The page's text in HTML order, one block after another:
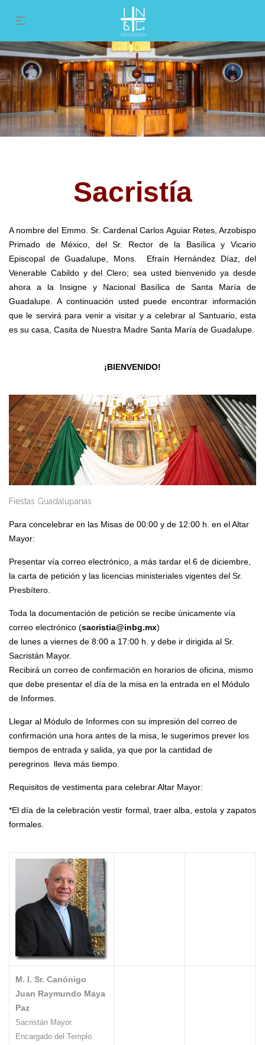
Sacristía
A nombre del Emmo. Sr. Cardenal Carlos Aguiar Retes, Arzobispo
Primado de México, del Sr. Rector de la Basílica y Vicario
Episcopal de Guadalupe, Mons. Efraín Hernández Díaz, del
Venerable Cabildo y del Clero; sea usted bienvenido ya desde
ahora a la Insigne y Nacional Basílica de Santa María de
Guadalupe. A continuación usted puede encontrar información
que le servirá para venir a visitar y a celebrar al Santuario, esta
es su casa, Casita de Nuestra Madre Santa María de Guadalupe.
¡BIENVENIDO!
Fiestas Guadalupanas
Para concelebrar en las Misas de 00:00 y de 12:00 h. en el Altar
Mayor:
Presentar vía correo electrónico, a más tardar el 6 de diciembre,
la carta de petición y las licencias ministeriales vigentes del Sr.
Presbítero.
Toda la documentación de petición se recibe únicamente vía
correo electrónico (sacristia@inbg.mx)
de lunes a viernes de 8:00 a 17:00 h. y debe ir dirigida al Sr.
Sacristán Mayor.
Recibirá un correo de confirmación en horarios de oficina, mismo
que debe presentar el día de la misa en la entrada en el Módulo
de Informes.
Llegar al Módulo de Informes con su impresión del correo de
confirmación una hora antes de la misa, le sugerimos prever los
tiempos de entrada y salida, ya que por la cantidad de
peregrinos lleva más tiempo.
Requisitos de vestimenta para celebrar Altar Mayor:
*El día de la celebración vestir formal, traer alba, estola y zapatos
formales.
M. I. Sr. Canónigo
Juan Raymundo Maya
Paz
Sacristán Mayor.
Encargado del Templo